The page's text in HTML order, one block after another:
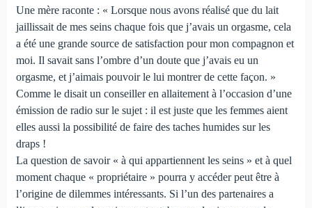
Une mère raconte : « Lorsque nous avons réalisé que du lait
jaillissait de mes seins chaque fois que j’avais un orgasme, cela
a été une grande source de satisfaction pour mon compagnon et
moi. Il savait sans l’ombre d’un doute que j’avais eu un
orgasme, et j’aimais pouvoir le lui montrer de cette façon. »
Comme le disait un conseiller en allaitement à l’occasion d’une
émission de radio sur le sujet : il est juste que les femmes aient
elles aussi la possibilité de faire des taches humides sur les
draps !
La question de savoir « à qui appartiennent les seins » et à quel
moment chaque « propriétaire » pourra y accéder peut être à
l’origine de dilemmes intéressants. Si l’un des partenaires a